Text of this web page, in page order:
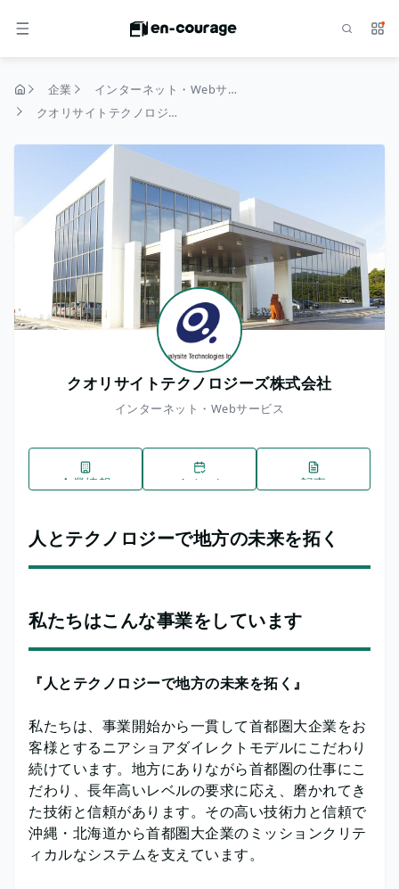
メニュー サ
企業
インターネット・Webサービス
クオリサイトテクノロジーズ株式会社
クオリサイトテクノロジーズ株式会社
インターネット・Webサービス
企業情報 イベント 記事
人とテクノロジーで地方の未来を拓く
私たちはこんな事業をしています
『人とテクノロジーで地方の未来を拓く』
私たちは、事業開始から一貫して首都圏大企業をお
客様とするニアショアダイレクトモデルにこだわり
続けています。地方にありながら首都圏の仕事にこ
だわり、長年高いレベルの要求に応え、磨かれてき
た技術と信頼があります。その高い技術力と信頼で
沖縄・北海道から首都圏大企業のミッションクリテ
ィカルなシステムを支えています。